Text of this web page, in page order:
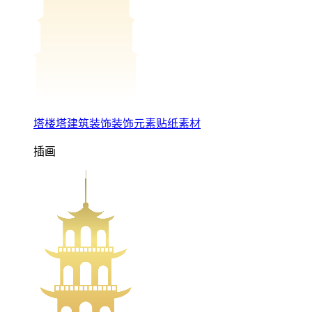
塔楼塔建筑装饰装饰元素贴纸素材
插画